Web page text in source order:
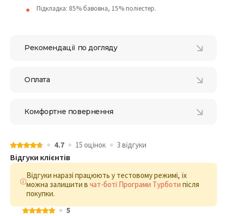
Підкладка: 85% бавовна, 15% поліестер.
Рекомендації по догляду
Оплата
Комфортне повернення
4.7 15 оцiнок 3 відгуки
Відгуки клієнтів
Відгуки наразі працюють у тестовому режимі, їх
можна залишити в чат-боті Програми Турботи після
покупки.
5